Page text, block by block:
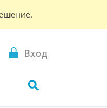
Вход